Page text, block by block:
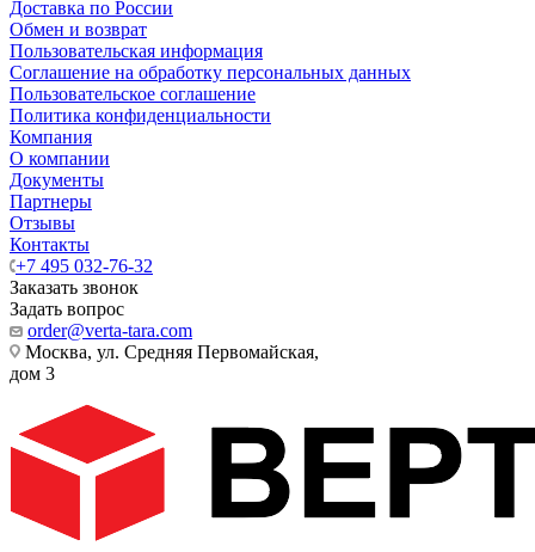
Доставка по России
Обмен и возврат
Пользовательская информация
Соглашение на обработку персональных данных
Пользовательское соглашение
Политика конфиденциальности
Компания
О компании
Документы
Партнеры
Отзывы
Контакты
+7 495 032-76-32
Заказать звонок
Задать вопрос
order@verta-tara.com
Москва, ул. Средняя Первомайская,
дом 3